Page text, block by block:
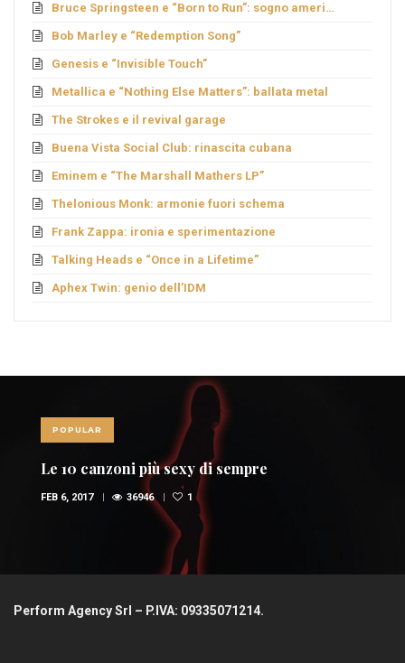
Bruce Springsteen e “Born to Run”: sogno americano
Bob Marley e “Redemption Song”
Genesis e “Invisible Touch”
Metallica e “Nothing Else Matters”: ballata metal
The Strokes e il revival garage
Buena Vista Social Club: rinascita cubana
Eminem e “The Marshall Mathers LP”
Thelonious Monk: armonie fuori schema
Frank Zappa: ironia e sperimentazione
Talking Heads e “Once in a Lifetime”
Aphex Twin: genio dell’IDM
POPULAR
Le 10 canzoni più sexy di sempre
FEB 6, 2017 36946 1
Perform Agency Srl – P.IVA: 09335071214.